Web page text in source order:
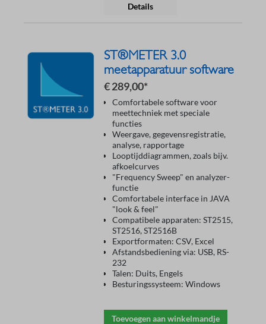
Details
ST®METER 3.0
meetapparatuur software
€ 289,00*
Comfortabele software voor
meettechniek met speciale
functies
Weergave, gegevensregistratie,
analyse, rapportage
Looptijddiagrammen, zoals bijv.
afkoelcurves
"Frequency Sweep" en analyzer-
functie
Comfortabele interface in JAVA
"look & feel"
Compatibele apparaten: ST2515,
ST2516, ST2516B
Exportformaten: CSV, Excel
Afstandsbediening via: USB, RS-
232
Talen: Duits, Engels
Besturingssysteem: Windows
Toevoegen aan winkelmandje